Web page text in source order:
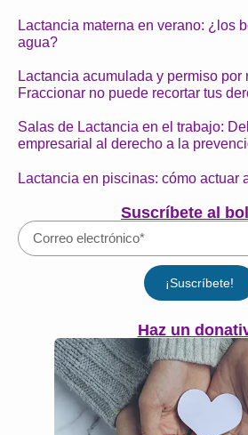
Lactancia materna en verano: ¿los
agua?
Lactancia acumulada y permiso por
Fraccionar no puede recortar tus
Salas de Lactancia en el trabajo:
empresarial al derecho a la
Lactancia en piscinas: cómo actuar
Suscríbete al
¡Suscríbete!
Haz un